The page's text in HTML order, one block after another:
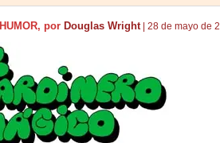
HUMOR, por Douglas Wright 28 de mayo de